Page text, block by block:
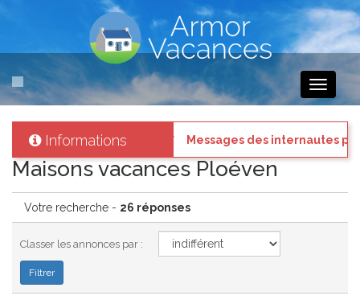
Toggle
Informations
: Connectez vous à votre compte et consultez les "Messages
Maisons vacances Ploéven
Votre recherche - 26 réponses
Classer les annonces par :